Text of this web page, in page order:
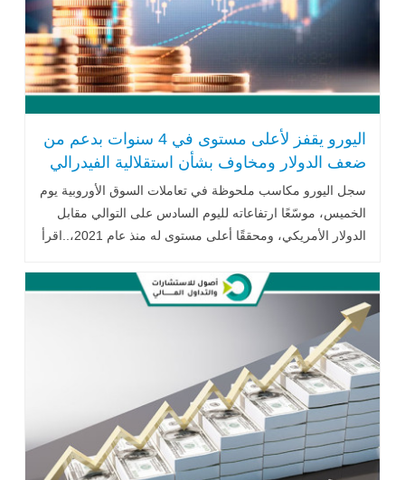
اليورو يقفز لأعلى مستوى في 4 سنوات بدعم من
ضعف الدولار ومخاوف بشأن استقلالية الفيدرالي
سجل اليورو مكاسب ملحوظة في تعاملات السوق الأوروبية يوم
الخميس، موسّعًا ارتفاعاته لليوم السادس على التوالي مقابل
الدولار الأمريكي، ومحققًا أعلى مستوى له منذ عام 2021،..اقرأ